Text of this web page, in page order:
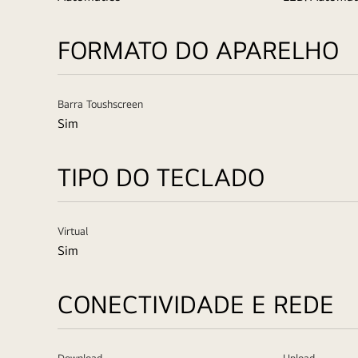
FORMATO DO APARELHO
Barra Toushscreen
Sim
TIPO DO TECLADO
Virtual
Sim
CONECTIVIDADE E REDE